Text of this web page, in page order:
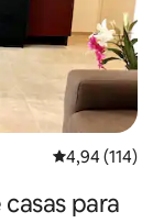
4,94 de uma
4,94 (114)
para